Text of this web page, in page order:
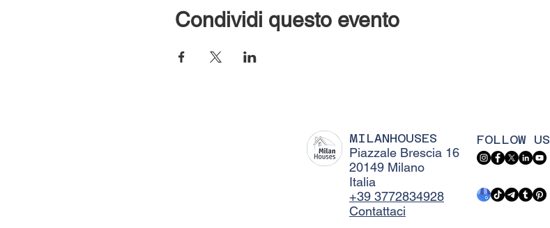
Condividi questo evento
MILANHOUSES
Piazzale Brescia 16
20149 Milano
Italia
+39 3772834928
Contattaci
FOLLOW US